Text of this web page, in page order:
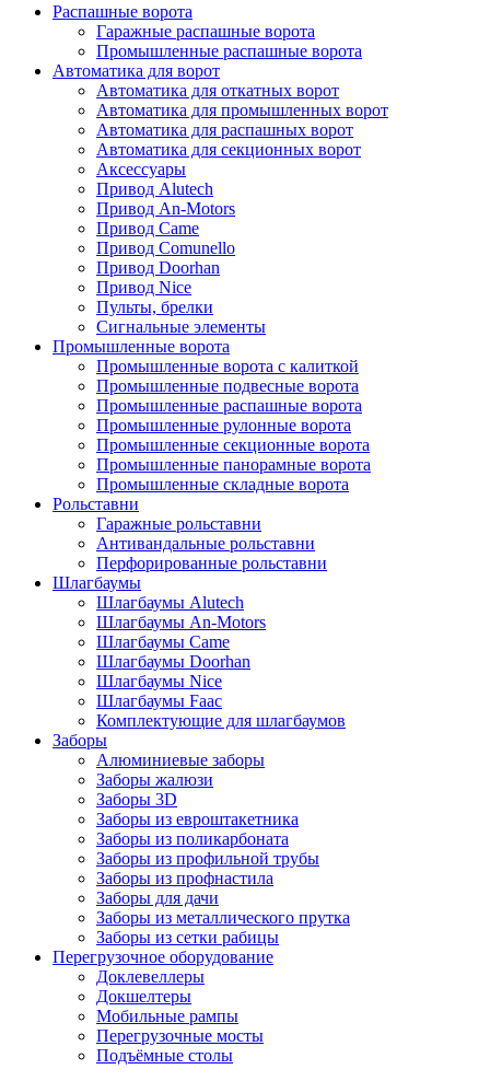
Распашные ворота
Гаражные распашные ворота
Промышленные распашные ворота
Автоматика для ворот
Автоматика для откатных ворот
Автоматика для промышленных ворот
Автоматика для распашных ворот
Автоматика для секционных ворот
Аксессуары
Привод Alutech
Привод An-Motors
Привод Came
Привод Comunello
Привод Doorhan
Привод Nice
Пульты, брелки
Сигнальные элементы
Промышленные ворота
Промышленные ворота с калиткой
Промышленные подвесные ворота
Промышленные распашные ворота
Промышленные рулонные ворота
Промышленные секционные ворота
Промышленные панорамные ворота
Промышленные складные ворота
Рольставни
Гаражные рольставни
Антивандальные рольставни
Перфорированные рольставни
Шлагбаумы
Шлагбаумы Alutech
Шлагбаумы An-Motors
Шлагбаумы Came
Шлагбаумы Doorhan
Шлагбаумы Nice
Шлагбаумы Faac
Комплектующие для шлагбаумов
Заборы
Алюминиевые заборы
Заборы жалюзи
Заборы 3D
Заборы из евроштакетника
Заборы из поликарбоната
Заборы из профильной трубы
Заборы из профнастила
Заборы для дачи
Заборы из металлического прутка
Заборы из сетки рабицы
Перегрузочное оборудование
Доклевеллеры
Докшелтеры
Мобильные рампы
Перегрузочные мосты
Подъёмные столы